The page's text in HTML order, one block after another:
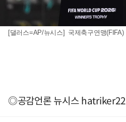
[댈러스=AP/뉴시스] 국제축구연맹
◎공감언론 뉴시스